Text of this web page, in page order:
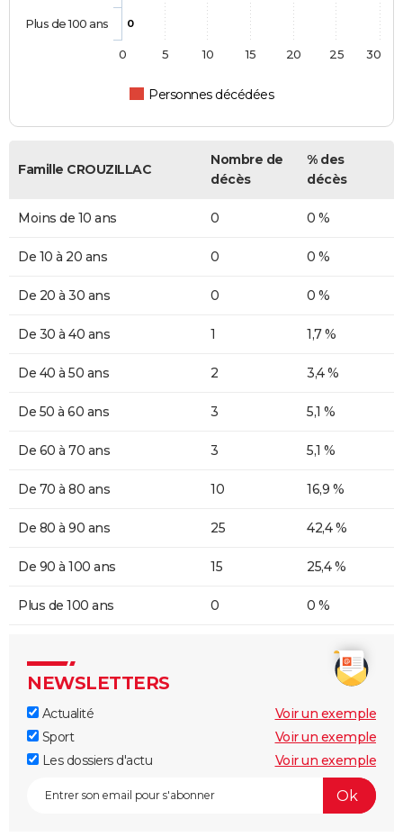
0
Personnes décédées
Plus de 100 ans
0 5 10 15 20 25 30
Famille CROUZILLAC
Nombre de
décès
% des
décès
Moins de 10 ans 0 0 %
De 10 à 20 ans 0 0 %
De 20 à 30 ans 0 0 %
De 30 à 40 ans 1 1,7 %
De 40 à 50 ans 2 3,4 %
De 50 à 60 ans 3 5,1 %
De 60 à 70 ans 3 5,1 %
De 70 à 80 ans 10 16,9 %
De 80 à 90 ans 25 42,4 %
De 90 à 100 ans 15 25,4 %
Plus de 100 ans 0 0 %
NEWSLETTERS
Actualité
Voir un exemple
Sport
Voir un exemple
Les dossiers d'actu
Voir un exemple